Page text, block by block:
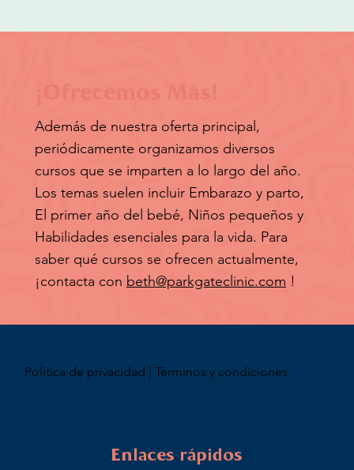
Además de nuestra oferta principal,
periódicamente organizamos diversos
cursos que se imparten a lo largo del año.
Los temas suelen incluir Embarazo y parto,
El primer año del bebé, Niños pequeños y
Habilidades esenciales para la vida. Para
saber qué cursos se ofrecen actualmente,
¡contacta con beth@parkgateclinic.com !
Política de privacidad | Términos y condiciones
Enlaces rápidos